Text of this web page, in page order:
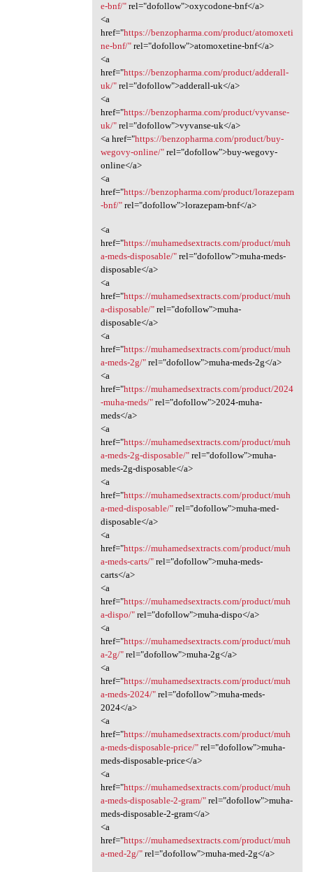
e-bnf/"rel="dofollow">oxycodone-bnf</a>
<a
href="https://benzopharma.com/product/atomoxeti
ne-bnf/"rel="dofollow">atomoxetine-bnf</a>
<a
href="https://benzopharma.com/product/adderall-
uk/"rel="dofollow">adderall-uk</a>
<a
href="https://benzopharma.com/product/vyvanse-
uk/"rel="dofollow">vyvanse-uk</a>
<a href="https://benzopharma.com/product/buy-
wegovy-online/"rel="dofollow">buy-wegovy-
online</a>
<a
href="https://benzopharma.com/product/lorazepam
-bnf/"rel="dofollow">lorazepam-bnf</a>
<a
href="https://muhamedsextracts.com/product/muh
a-meds-disposable/"rel="dofollow">muha-meds-
disposable</a>
<a
href="https://muhamedsextracts.com/product/muh
a-disposable/"rel="dofollow">muha-
disposable</a>
<a
href="https://muhamedsextracts.com/product/muh
a-meds-2g/"rel="dofollow">muha-meds-2g</a>
<a
href="https://muhamedsextracts.com/product/2024
-muha-meds/"rel="dofollow">2024-muha-
meds</a>
<a
href="https://muhamedsextracts.com/product/muh
a-meds-2g-disposable/"rel="dofollow">muha-
meds-2g-disposable</a>
<a
href="https://muhamedsextracts.com/product/muh
a-med-disposable/"rel="dofollow">muha-med-
disposable</a>
<a
href="https://muhamedsextracts.com/product/muh
a-meds-carts/"rel="dofollow">muha-meds-
carts</a>
<a
href="https://muhamedsextracts.com/product/muh
a-dispo/"rel="dofollow">muha-dispo</a>
<a
href="https://muhamedsextracts.com/product/muh
a-2g/"rel="dofollow">muha-2g</a>
<a
href="https://muhamedsextracts.com/product/muh
a-meds-2024/"rel="dofollow">muha-meds-
2024</a>
<a
href="https://muhamedsextracts.com/product/muh
a-meds-disposable-price/"rel="dofollow">muha-
meds-disposable-price</a>
<a
href="https://muhamedsextracts.com/product/muh
a-meds-disposable-2-gram/"rel="dofollow">muha-
meds-disposable-2-gram</a>
<a
href="https://muhamedsextracts.com/product/muh
a-med-2g/"rel="dofollow">muha-med-2g</a>